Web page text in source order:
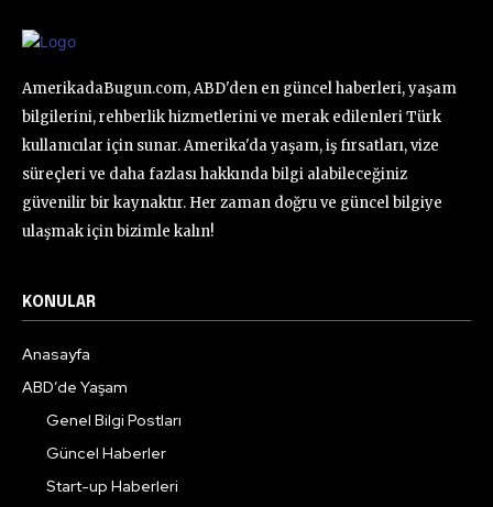
AmerikadaBugun.com, ABD'den en güncel haberleri, yaşam
bilgilerini, rehberlik hizmetlerini ve merak edilenleri Türk
kullanıcılar için sunar. Amerika'da yaşam, iş fırsatları, vize
süreçleri ve daha fazlası hakkında bilgi alabileceğiniz
güvenilir bir kaynaktır. Her zaman doğru ve güncel bilgiye
ulaşmak için bizimle kalın!
KONULAR
Anasayfa
ABD’de Yaşam
Genel Bilgi Postları
Güncel Haberler
Start-up Haberleri